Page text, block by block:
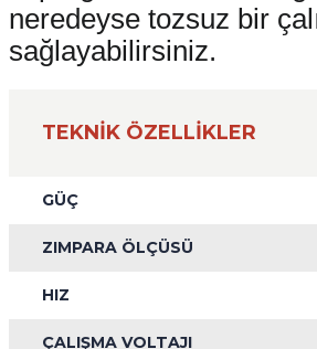
neredeyse tozsuz bir
sağlayabilirsiniz.
TEKNİK ÖZELLİKLER
GÜÇ
ZIMPARA ÖLÇÜSÜ
HIZ
ÇALIŞMA VOLTAJI